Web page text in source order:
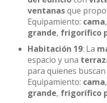
ventanasque
Equipamiento: cama,
grande, frigorífico
Habitación 19: La
espacio y una
para quienes
Equipamiento: cama,
grande, frigorífico